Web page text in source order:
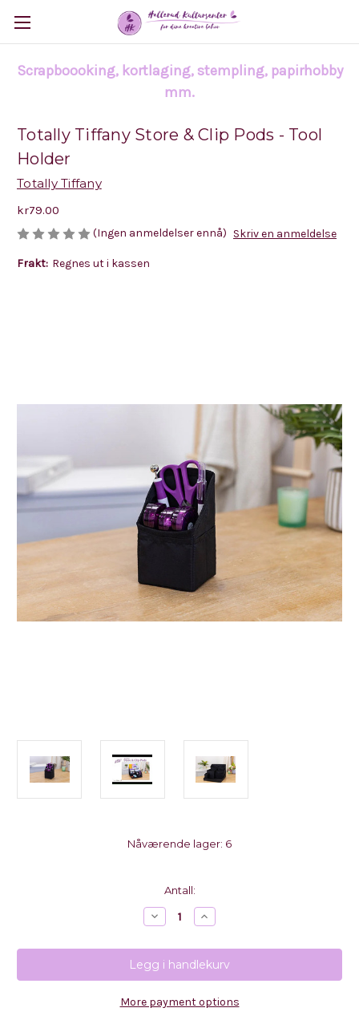
Scrapboooking, kortlaging, stempling, papirhobby
mm.
Totally Tiffany Store & Clip Pods - Tool
Holder
Totally Tiffany
kr79.00
(Ingen anmeldelser ennå) Skriv en anmeldelse
Frakt: Regnes ut i kassen
Nåværende lager: 6
Antall:
Reduser
antall
Totally
Tiffany
Store
&
Pods
Øk
antall
Totally
Tiffany
Store
&
Clip
Pods
More payment options